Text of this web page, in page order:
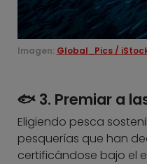
Imagen: Global_Pics /
🐟 3. Premiar a
Eligiendo pesca
pesquerías que han
certificándose bajo el